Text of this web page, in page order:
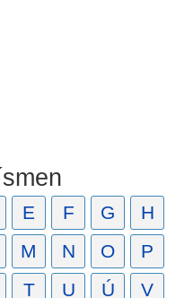
E F G
H
M N O
P
T U Ú V